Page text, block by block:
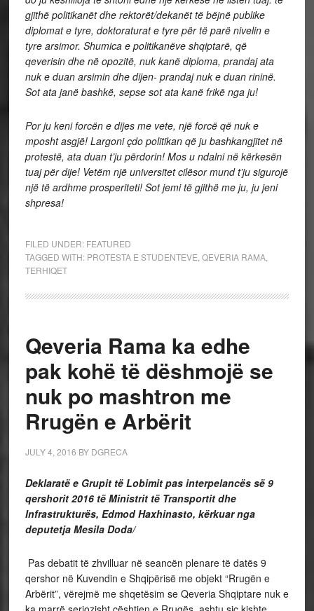
gjithë politikanët dhe rektorët/dekanët të bëjnë publike
diplomat e tyre, doktoraturat e tyre për të parë nivelin e
tyre arsimor. Shumica e politikanëve shqiptarë, që
qeverisin dhe në opozitë, nuk kanë diploma, prandaj ata
nuk e duan arsimin dhe dijen- prandaj nuk e duan rininë.
Sot ata janë bashkë, sepse sot ata kanë frikë nga ju!
Por ju keni forcën e dijes me vete, një forcë që nuk e
mposht asgjë! Largoni çdo politikan që ju bashkangjitet në
protestë, ata duan t’ju përdorin! Mos u ndalni në kërkesën
tuaj për dije! Vetëm një universitet cilësor mund t’ju sigurojë
një të ardhme prosperiteti! Sot jemi të gjithë me ju, ju jeni
shpresa!
FILED UNDER: FEATURED
TAGGED WITH: PROTESTA E STUDENTEVE QEVERIA RAMA,
TERHIQET
Qeveria Rama ka edhe
pak kohë të dëshmojë se
nuk po mashtron me
Rrugën e Arbërit
JULY 4, 2016 BY DGRECA
Deklaratë e Grupit të Lobimit pas interpelancës së 9
qershorit 2016 të Ministrit të Transportit dhe
Infrastrukturës, Edmod Haxhinasto, kërkuar nga
deputetja Mesila Doda/
Pas debatit të zhvilluar në seancën plenare të datës 9
qershor në Kuvendin e Shqipërisë me objekt “Rrugën e
Arbërit”, vërejmë me shqetësim se Qeveria Shqiptare nuk e